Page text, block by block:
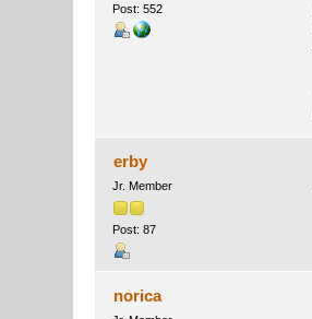
Post: 552
erby
Jr. Member
Post: 87
norica